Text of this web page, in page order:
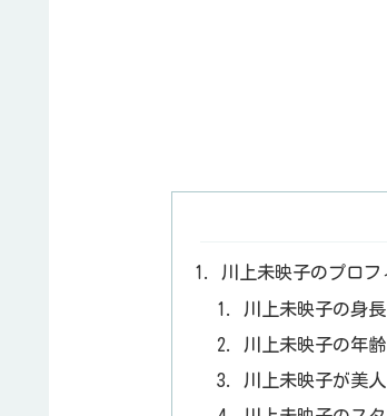
川上未映子のプロ
川上未映子の身長
川上未映子の年齢
川上未映子が美